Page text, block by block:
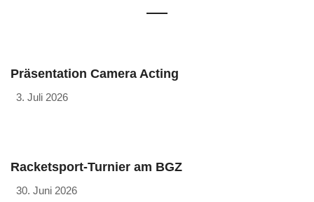
Präsentation Camera Acting
3. Juli 2026
Racketsport-Turnier am BGZ
30. Juni 2026